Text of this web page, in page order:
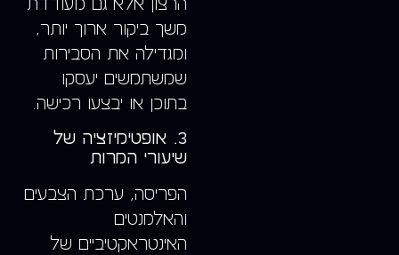
הרצון אלא גם מעודדת
משך ביקור ארוך יותר,
ומגדילה את הסבירות
שמשתמשים יעסקו
בתוכן או יבצעו רכישה.
3. אופטימיזציה של
שיעורי המרות
הפריסה, ערכת הצבעים
והאלמנטים
האינטראקטיביים של